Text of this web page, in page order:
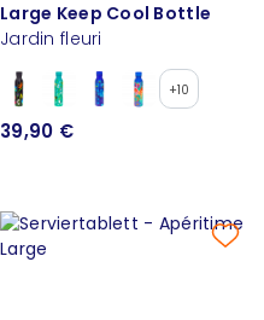
Large Keep Cool Bottle
Jardin fleuri
+10
39,90 €